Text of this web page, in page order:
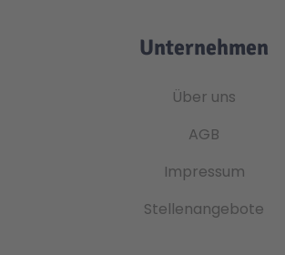
Unternehmen
Über uns
AGB
Impressum
Stellenangebote